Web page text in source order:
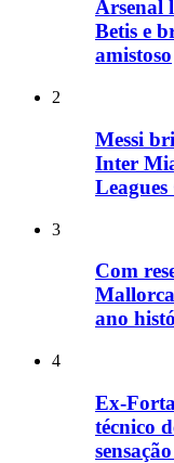
Arsenal
Betis e
amistoso
2
Messi
Inter
3
Com
ano
4
Ex-
técnico